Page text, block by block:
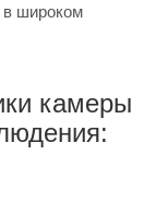
широком
камеры